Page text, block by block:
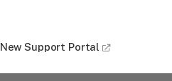
New Support Portal